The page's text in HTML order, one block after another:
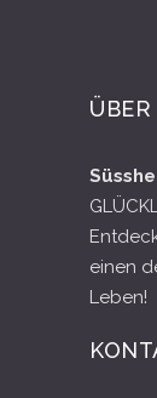
ÜBER
einen
Leben!